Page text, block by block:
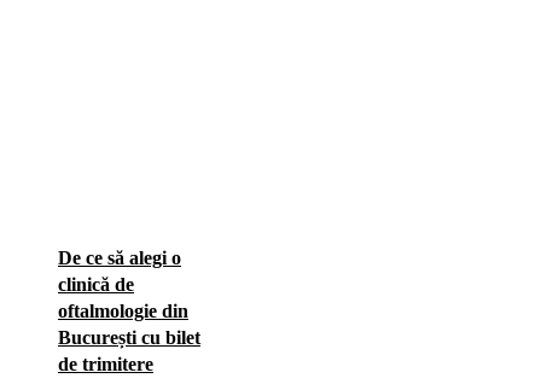
De ce să alegi o
clinică de
oftalmologie din
București cu bilet
de trimitere